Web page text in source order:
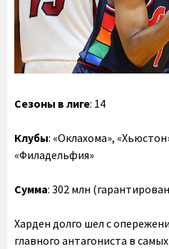
Сезоны в лиге: 14
Клубы: «Оклахома»,
«Филадельфия»
Сумма: 302 млн
Харден долго шел с
главного антагониста в